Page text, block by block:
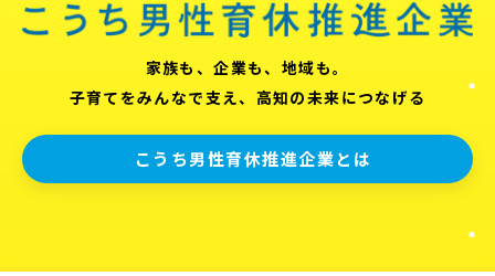
家族も、企業も、地域も。
子育てをみんなで支え、高知の未来につなげる
こうち男性育休推進企業とは